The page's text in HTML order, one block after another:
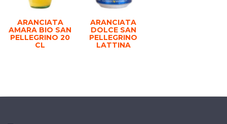
ARANCIATA
AMARA BIO SAN
PELLEGRINO 20
CL
ARANCIATA
DOLCE SAN
PELLEGRINO
LATTINA